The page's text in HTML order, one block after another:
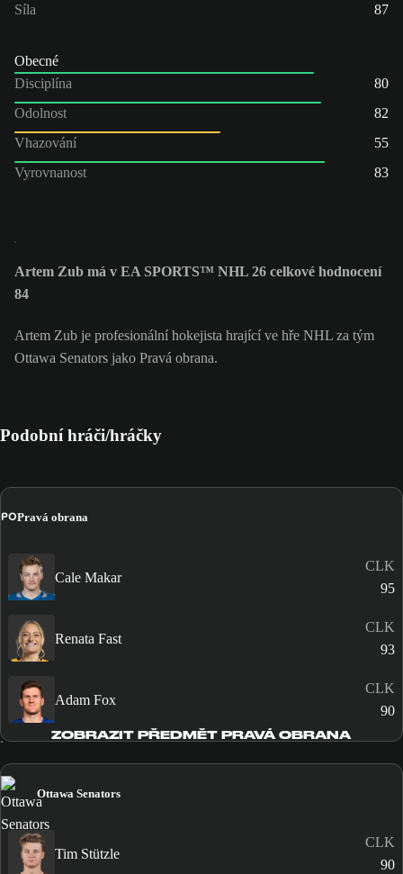
Síla 87
Obecné
Disciplína
80
Odolnost
82
Vhazování
55
Vyrovnanost
83
Artem Zub má v EA SPORTS™ NHL 26 celkové hodnocení
84
Artem Zub je profesionální hokejista hrající ve hře NHL za tým
Ottawa Senators jako Pravá obrana.
Podobní hráči/hráčky
POPravá obrana
Cale Makar
CLK
95
Renata Fast
CLK
93
Adam Fox
CLK
90
ZOBRAZIT PŘEDMĚT PRAVÁ OBRANA
Ottawa Senators
Tim Stützle
CLK
90